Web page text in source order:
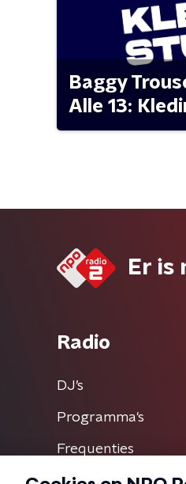
Baggy
Alle 13:
Er is
Radio
DJ’s
Programma's
Frequenties